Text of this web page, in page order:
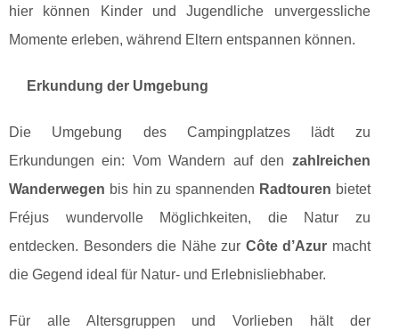
hier können Kinder und Jugendliche unvergessliche
Momente erleben, während Eltern entspannen können.
Erkundung der Umgebung
Die Umgebung des Campingplatzes lädt zu
Erkundungen ein: Vom Wandern auf den zahlreichen
Wanderwegen bis hin zu spannenden Radtouren bietet
Fréjus wundervolle Möglichkeiten, die Natur zu
entdecken. Besonders die Nähe zur Côte d’Azur macht
die Gegend ideal für Natur- und Erlebnisliebhaber.
Für alle Altersgruppen und Vorlieben hält der